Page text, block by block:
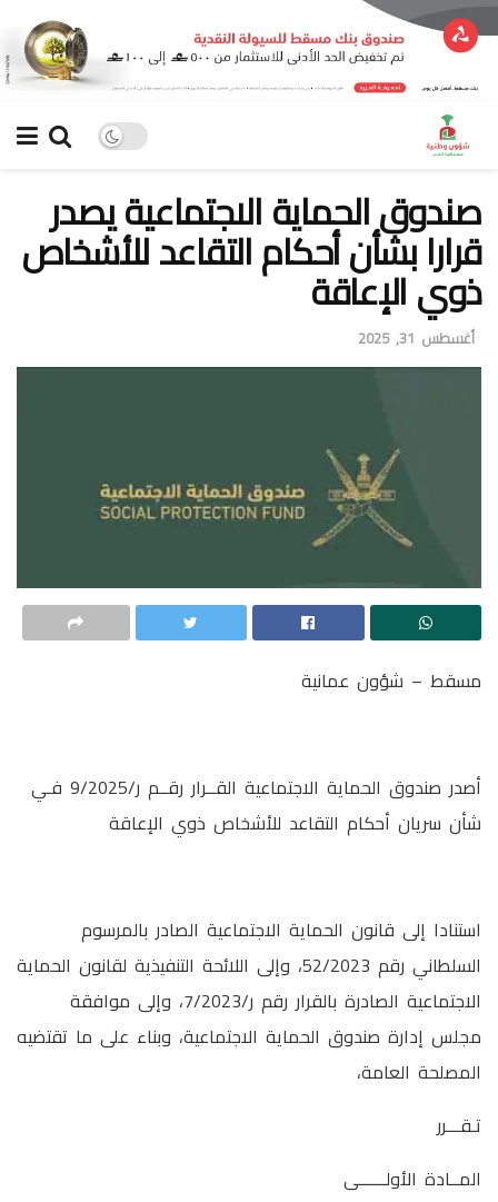
صندوق الحماية الاجتماعية يصدر
قرارا بشأن أحكام التقاعد للأشخاص
ذوي الإعاقة
أغسطس 31, 2025
مسقط – شؤون عمانية
أصدر صندوق الحماية الاجتماعية القــرار رقــم ر/9/2025 فـي
شأن سريان أحكام التقاعد للأشخاص ذوي الإعاقة
استنادا إلى قانون الحماية الاجتماعية الصادر بالمرسوم
السلطاني رقم 52/2023، وإلى اللائحة التنفيذية لقانون الحماية
الاجتماعية الصادرة بالقرار رقم ر/7/2023، وإلى موافقة
مجلس إدارة صندوق الحماية الاجتماعية، وبناء على ما تقتضيه
المصلحة العامة،
تـقـــرر
المــادة الأولــــــى